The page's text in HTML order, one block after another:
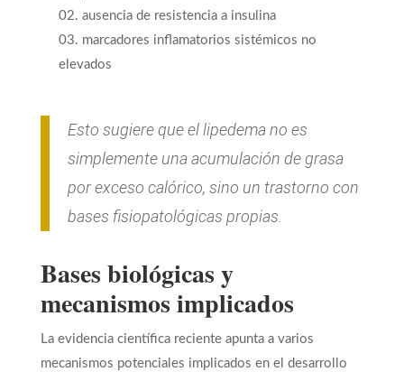
ausencia de resistencia a insulina
marcadores inflamatorios sistémicos no
elevados
Esto sugiere que el lipedema no es
simplemente una acumulación de grasa
por exceso calórico, sino un trastorno con
bases fisiopatológicas propias.
Bases biológicas y
mecanismos implicados
La evidencia científica reciente apunta a varios
mecanismos potenciales implicados en el desarrollo